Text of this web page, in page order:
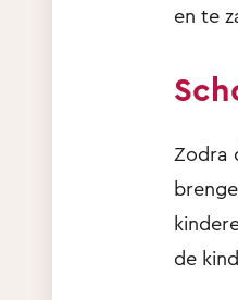
en te
Zodra
de